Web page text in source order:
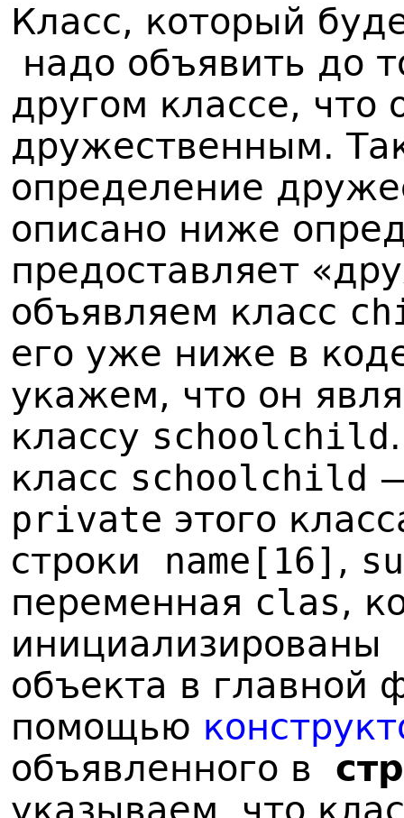
Класс, который
надо объявить до
другом классе, что
дружественным.
определение
описано ниже
предоставляет
объявляем класс
его уже ниже в
укажем, что он
классу schoolchild
класс schoolchild
private этого
строки name[16] ,
переменная clas,
инициализированы
объекта в главной
помощью
объявленного в